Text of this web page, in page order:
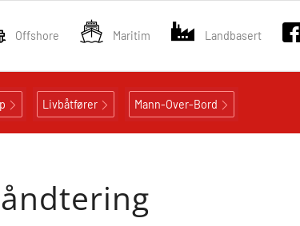
Offshore Maritim Landbasert
Livbåtfører Mann-Over-Bord